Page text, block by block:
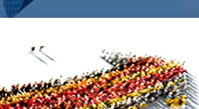
unserer Website. Einige von ihnen sind
Ihre Erfahrung zu verbessern.